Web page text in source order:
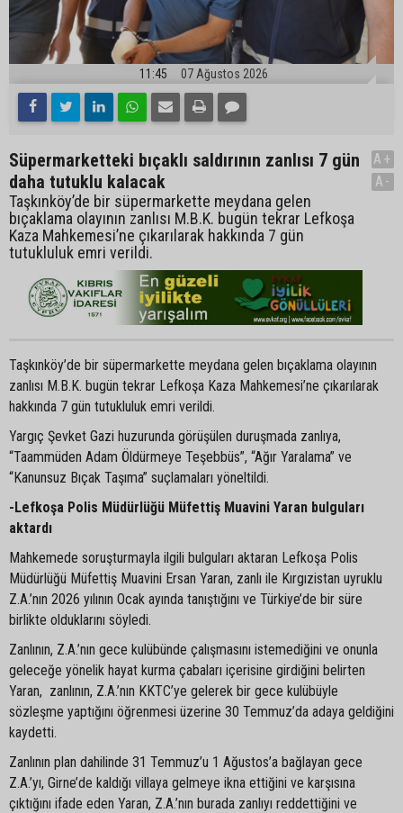
11:45 07 Ağustos 2026
Süpermarketteki bıçaklı saldırının zanlısı 7 gün
daha tutuklu kalacak
Taşkınköy’de bir süpermarkette meydana gelen
bıçaklama olayının zanlısı M.B.K. bugün tekrar Lefkoşa
Kaza Mahkemesi’ne çıkarılarak hakkında 7 gün
tutukluluk emri verildi.
A+
A-
Taşkınköy’de bir süpermarkette meydana gelen bıçaklama olayının
zanlısı M.B.K. bugün tekrar Lefkoşa Kaza Mahkemesi’ne çıkarılarak
hakkında 7 gün tutukluluk emri verildi.
Yargıç Şevket Gazi huzurunda görüşülen duruşmada zanlıya,
“Taammüden Adam Öldürmeye Teşebbüs”, “Ağır Yaralama” ve
“Kanunsuz Bıçak Taşıma” suçlamaları yöneltildi.
-Lefkoşa Polis Müdürlüğü Müfettiş Muavini Yaran bulguları
aktardı
Mahkemede soruşturmayla ilgili bulguları aktaran Lefkoşa Polis
Müdürlüğü Müfettiş Muavini Ersan Yaran, zanlı ile Kırgızistan uyruklu
Z.A.’nın 2026 yılının Ocak ayında tanıştığını ve Türkiye’de bir süre
birlikte olduklarını söyledi.
Zanlının, Z.A.’nın gece kulübünde çalışmasını istemediğini ve onunla
geleceğe yönelik hayat kurma çabaları içerisine girdiğini belirten
Yaran, zanlının, Z.A.’nın KKTC’ye gelerek bir gece kulübüyle
sözleşme yaptığını öğrenmesi üzerine 30 Temmuz’da adaya geldiğini
kaydetti.
Zanlının plan dahilinde 31 Temmuz’u 1 Ağustos’a bağlayan gece
Z.A.’yı, Girne’de kaldığı villaya gelmeye ikna ettiğini ve karşısına
çıktığını ifade eden Yaran, Z.A.’nın burada zanlıyı reddettiğini ve